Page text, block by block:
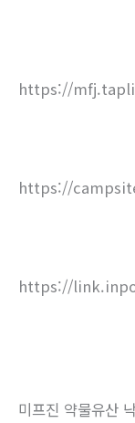
https://
https://
https://
미프진 약물유산